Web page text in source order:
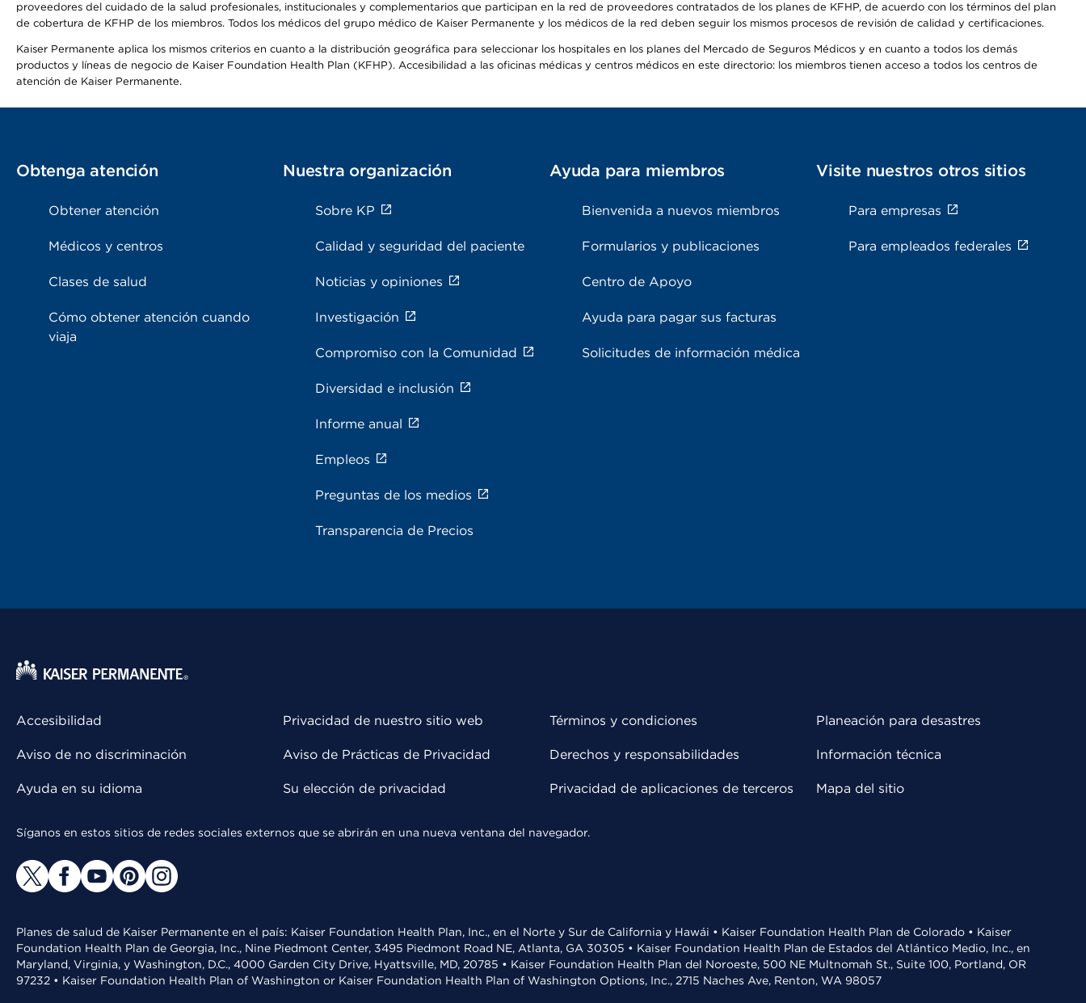
proveedores del cuidado de la salud profesionales, institucionales y complementarios que participan en la red de proveedores contratados de los planes de KFHP, de acuerdo con los términos del plan
de cobertura de KFHP de los miembros. Todos los médicos del grupo médico de Kaiser Permanente y los médicos de la red deben seguir los mismos procesos de revisión de calidad y certificaciones.
Kaiser Permanente aplica los mismos criterios en cuanto a la distribución geográfica para seleccionar los hospitales en los planes del Mercado de Seguros Médicos y en cuanto a todos los demás
productos y líneas de negocio de Kaiser Foundation Health Plan (KFHP). Accesibilidad a las oficinas médicas y centros médicos en este directorio: los miembros tienen acceso a todos los centros de
atención de Kaiser Permanente.
Obtenga atención
Obtener atención
Médicos y centros
Clases de salud
Cómo obtener atención cuando
viaja
Nuestra organización
Sobre KP
Calidad y seguridad del paciente
Noticias y opiniones
Investigación
Compromiso con la Comunidad
Diversidad e inclusión
Informe anual
Empleos
Preguntas de los medios
Transparencia de Precios
Ayuda para miembros
Bienvenida a nuevos miembros
Formularios y publicaciones
Centro de Apoyo
Ayuda para pagar sus facturas
Solicitudes de información médica
Visite nuestros otros sitios
Para empresas
Para empleados federales
Accesibilidad
Aviso de no discriminación
Ayuda en su idioma
Privacidad de nuestro sitio web
Aviso de Prácticas de Privacidad
Su elección de privacidad
Términos y condiciones
Derechos y responsabilidades
Privacidad de aplicaciones de terceros
Planeación para desastres
Información técnica
Mapa del sitio
Síganos en estos sitios de redes sociales externos que se abrirán en una nueva ventana del navegador.
Planes de salud de Kaiser Permanente en el país: Kaiser Foundation Health Plan, Inc., en el Norte y Sur de California y Hawái • Kaiser Foundation Health Plan de Colorado • Kaiser
Foundation Health Plan de Georgia, Inc., Nine Piedmont Center, 3495 Piedmont Road NE, Atlanta, GA 30305 • Kaiser Foundation Health Plan de Estados del Atlántico Medio, Inc., en
Maryland, Virginia, y Washington, D.C., 4000 Garden City Drive, Hyattsville, MD, 20785 • Kaiser Foundation Health Plan del Noroeste, 500 NE Multnomah St., Suite 100, Portland, OR
97232 • Kaiser Foundation Health Plan of Washington or Kaiser Foundation Health Plan of Washington Options, Inc., 2715 Naches Ave, Renton, WA 98057